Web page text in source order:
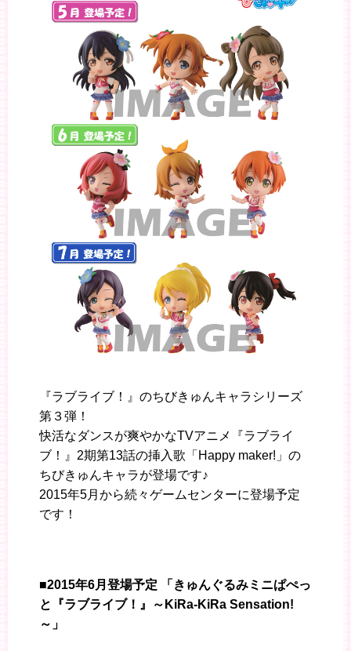
『ラブライブ！』のちびきゅんキャラシリーズ
第３弾！
快活なダンスが爽やかなTVアニメ『ラブライ
ブ！』2期第13話の挿入歌「Happy maker!」の
ちびきゅんキャラが登場です♪
2015年5月から続々ゲームセンターに登場予定
です！
■2015年6月登場予定 「きゅんぐるみミニぱぺっ
と『ラブライブ！』～KiRa-KiRa Sensation!
～」